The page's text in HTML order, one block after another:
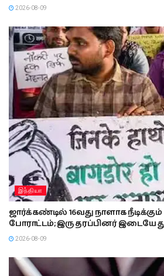
2026-08-09
இந்தியா
ஜார்க்கண்டில் 16வது நாளாக
போராட்டம்; இரு தரப்பினர் இடையே
2026-08-09